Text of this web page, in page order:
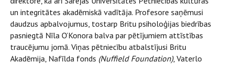
un integritātes akadēmiskā vadītāja. Profesore saņēmusi
daudzus apbalvojumus, tostarp Britu psiholoģijas biedrības
pasniegtā Nīla O’Konora balva par pētījumiem attīstības
traucējumu jomā. Viņas pētniecību atbalstījusi Britu
Akadēmija, Nafīlda fonds (Nuffield Foundation), Vaterlo